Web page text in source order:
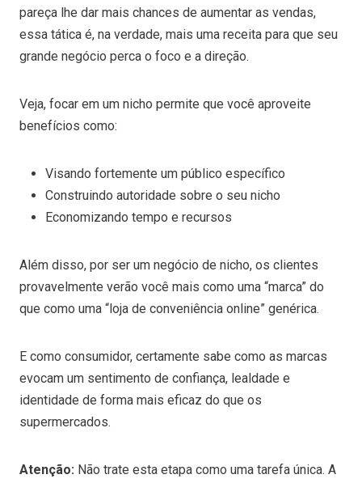
pareça lhe dar mais chances de aumentar as vendas,
essa tática é, na verdade, mais uma receita para que seu
grande negócio perca o foco e a direção.
Veja, focar em um nicho permite que você aproveite
benefícios como:
Visando fortemente um público específico
Construindo autoridade sobre o seu nicho
Economizando tempo e recursos
Além disso, por ser um negócio de nicho, os clientes
provavelmente verão você mais como uma “marca” do
que como uma “loja de conveniência online” genérica.
E como consumidor, certamente sabe como as marcas
evocam um sentimento de confiança, lealdade e
identidade de forma mais eficaz do que os
supermercados.
Atenção: Não trate esta etapa como uma tarefa única. A